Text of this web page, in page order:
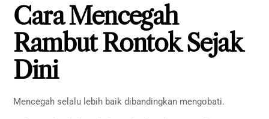
Cara Mencegah
Rambut Rontok Sejak
Dini
Mencegah selalu lebih baik dibandingkan mengobati.